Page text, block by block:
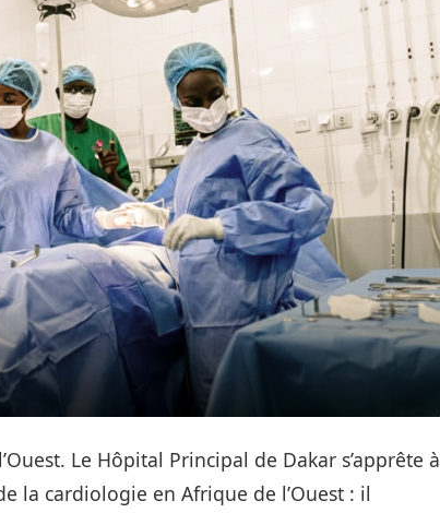
Le Hôpital Principal de Dakar s’apprête à
la cardiologie en Afrique de l’Ouest : il